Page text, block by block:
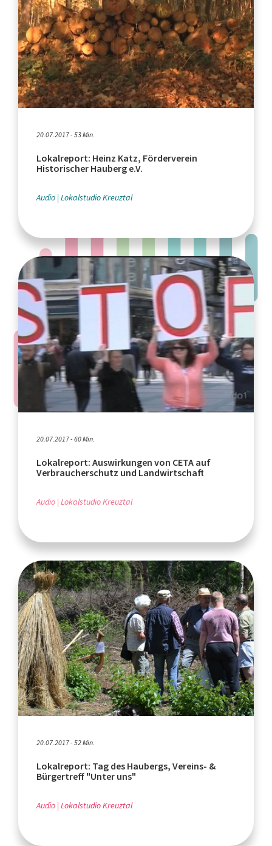
20.07.2017 - 53 Min.
Lokalreport: Heinz Katz, Förderverein
Historischer Hauberg e.V.
Audio Lokalstudio Kreuztal
20.07.2017 - 60 Min.
Lokalreport: Auswirkungen von CETA auf
Verbraucherschutz und Landwirtschaft
Audio Lokalstudio Kreuztal
20.07.2017 - 52 Min.
Lokalreport: Tag des Haubergs, Vereins- &
Bürgertreff "Unter uns"
Audio Lokalstudio Kreuztal